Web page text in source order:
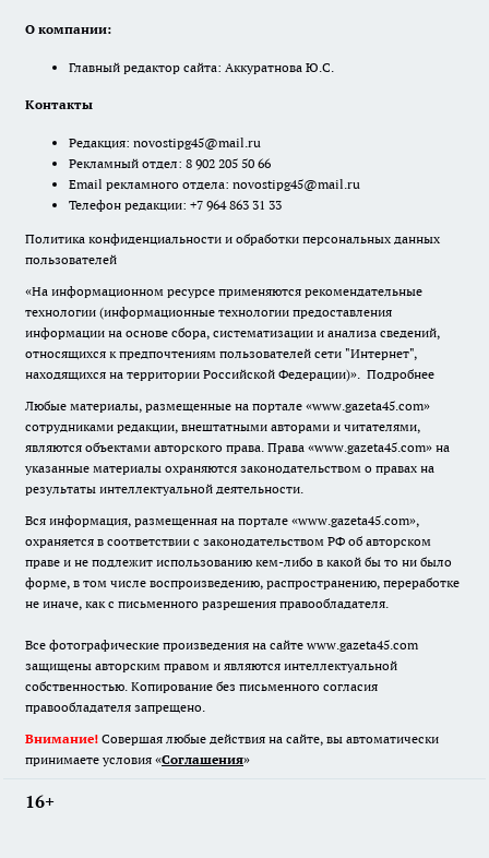
О компании:
Главный редактор сайта: Аккуратнова Ю.С.
Контакты
Редакция: novostipg45@mail.ru
Рекламный отдел: 8 902 205 50 66
Email рекламного отдела: novostipg45@mail.ru
Телефон редакции: +7 964 863 31 33
Политика конфиденциальности и обработки персональных данных
пользователей
«На информационном ресурсе применяются рекомендательные
технологии (информационные технологии предоставления
информации на основе сбора, систематизации и анализа сведений,
относящихся к предпочтениям пользователей сети "Интернет",
находящихся на территории Российской Федерации)». Подробнее
Любые материалы, размещенные на портале «www.gazeta45.com»
сотрудниками редакции, внештатными авторами и читателями,
являются объектами авторского права. Права «www.gazeta45.com» на
указанные материалы охраняются законодательством о правах на
результаты интеллектуальной деятельности.
Вся информация, размещенная на портале «www.gazeta45.com»,
охраняется в соответствии с законодательством РФ об авторском
праве и не подлежит использованию кем-либо в какой бы то ни было
форме, в том числе воспроизведению, распространению, переработке
не иначе, как с письменного разрешения правообладателя.
Все фотографические произведения на сайте www.gazeta45.com
защищены авторским правом и являются интеллектуальной
собственностью. Копирование без письменного согласия
правообладателя запрещено.
Внимание! Совершая любые действия на сайте, вы автоматически
принимаете условия «Cоглашения»
16+